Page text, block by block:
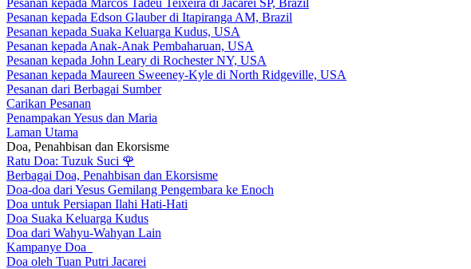
Pesanan kepada Edson Glauber di Itapiranga AM, Brazil
Pesanan kepada Suaka Keluarga Kudus, USA
Pesanan kepada Anak-Anak Pembaharuan, USA
Pesanan kepada John Leary di Rochester NY, USA
Pesanan kepada Maureen Sweeney-Kyle di North Ridgeville, USA
Pesanan dari Berbagai Sumber
Carikan Pesanan
Penampakan Yesus dan Maria
Laman Utama
Doa, Penahbisan dan Ekorsisme
Ratu Doa: Tuzuk Suci 🌹
Berbagai Doa, Penahbisan dan Ekorsisme
Doa-doa dari Yesus Gemilang Pengembara ke Enoch
Doa untuk Persiapan Ilahi Hati-Hati
Doa Suaka Keluarga Kudus
Doa dari Wahyu-Wahyan Lain
Kampanye Doa
Doa oleh Tuan Putri Jacarei